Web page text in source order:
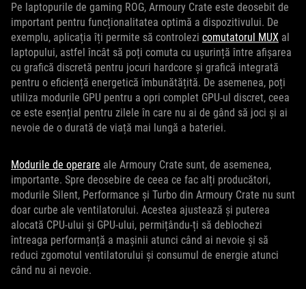
Pe laptopurile de gaming ROG, Armoury Crate este deosebit de
important pentru funcționalitatea optimă a dispozitivului. De
exemplu, aplicația îți permite să controlezi comutatorul MUX al
laptopului, astfel încât să poți comuta cu ușurință între afișarea
cu grafică discretă pentru jocuri hardcore și grafică integrată
pentru o eficiență energetică îmbunătățită. De asemenea, poți
utiliza modurile GPU pentru a opri complet GPU-ul discret, ceea
ce este esențial pentru zilele în care nu ai de gând să joci și ai
nevoie de o durată de viață mai lungă a bateriei.
Modurile de operare ale Armoury Crate sunt, de asemenea,
importante. Spre deosebire de ceea ce fac alți producători,
modurile Silent, Performance și Turbo din Armoury Crate nu sunt
doar curbe ale ventilatorului. Acestea ajustează și puterea
alocată CPU-ului și GPU-ului, permițându-ți să deblochezi
întreaga performanță a mașinii atunci când ai nevoie și să
reduci zgomotul ventilatorului și consumul de energie atunci
când nu ai nevoie.